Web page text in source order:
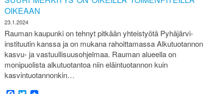
OIKEAAN
23.1.2024
Rauman kaupunki on tehnyt pitkään yhteistyötä Pyhäjärvi-
instituutin kanssa ja on mukana rahoittamassa Alkutuotannon
kasvu- ja vastuullisuusohjelmaa. Rauman alueella on
monipuolista alkutuotantoa niin eläintuotannon kuin
kasvintuotannonkin…